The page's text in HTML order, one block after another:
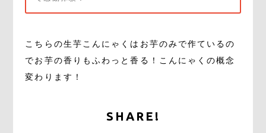
こちらの生芋こんにゃくはお芋のみで作ているの
でお芋の香りもふわっと香る！こんにゃくの概念
変わります！
SHARE!